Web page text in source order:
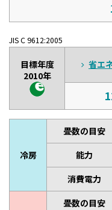
JIS C 9612:2005
目標年度
2010年
省エ
冷房
畳数の目安
能力
消費電力
畳数の目安